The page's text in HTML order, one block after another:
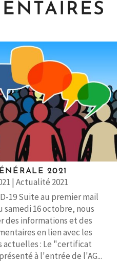
2021
| Actualité 2021
19 Suite au premier mail
samedi 16 octobre, nous
des informations et des
en lien avec les
actuelles : Le "certificat
à l'entrée de l'AG...